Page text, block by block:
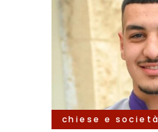
chiese e società